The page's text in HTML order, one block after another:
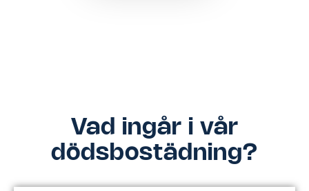
Vad ingår i vår
dödsbostädning?